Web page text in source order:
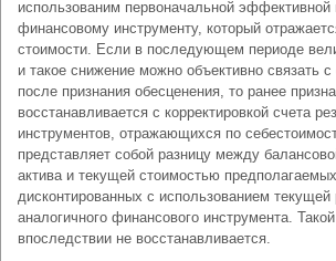
использованим первоначальной эффективной
финансовому инструменту, который
стоимости. Если в последующем периоде
и такое снижение можно объективно связать
после признания обесценения, то ранее
восстанавливается с корректировкой счета
инструментов, отражающихся по
представляет собой разницу между
актива и текущей стоимостью
дисконтированных с использованием
аналогичного финансового инструмента.
впоследствии не восстанавливается.